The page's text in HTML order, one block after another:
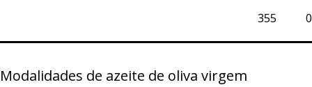
0
355
Modalidades de azeite de oliva virgem